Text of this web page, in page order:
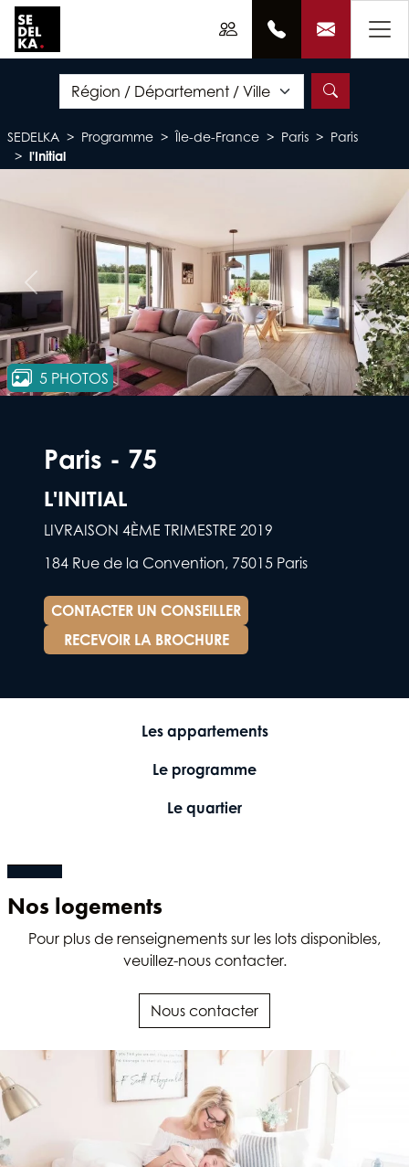
SEDELKA Programme Île-de-France Paris
Paris
l'Initial
Précédent
5 PHOTOS
Paris - 75
L'INITIAL
LIVRAISON 4ÈME TRIMESTRE 2019
184 Rue de la Convention, 75015 Paris
CONTACTER UN CONSEILLER
RECEVOIR LA BROCHURE
Les appartements
Le programme
Le quartier
Nos logements
Pour plus de renseignements sur les lots disponibles,
veuillez-nous contacter.
Nous contacter